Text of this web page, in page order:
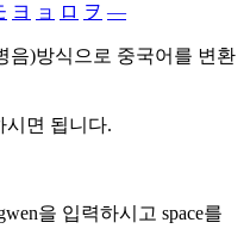
ヨ ョ ロ ヲ ―
음)방식으로 중국어를 변환
시면 됩니다.
을 입력하시고 space를